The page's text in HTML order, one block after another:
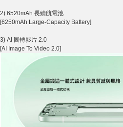
2) 6520mAh 長續航電池
[6250mAh Large-Capacity Battery]
3) AI 圖轉影片 2.0
[AI Image To Video 2.0]